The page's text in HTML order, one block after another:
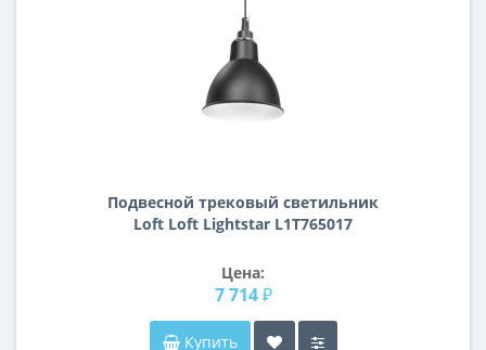
Подвесной трековый светильник
Loft Loft Lightstar L1T765017
Цена:
7 714 ₽
Купить